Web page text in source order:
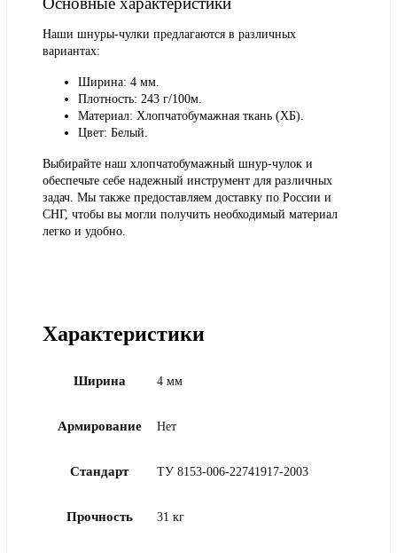
Наши шнуры-чулки предлагаются в различных
вариантах:
Ширина: 4 мм.
Плотность: 243 г/100м.
Материал: Хлопчатобумажная ткань (ХБ).
Цвет: Белый.
Выбирайте наш хлопчатобумажный шнур-чулок и
обеспечьте себе надежный инструмент для различных
задач. Мы также предоставляем доставку по России и
СНГ, чтобы вы могли получить необходимый материал
легко и удобно.
Характеристики
Ширина 4 мм
Армирование Нет
Стандарт ТУ 8153-006-22741917-2003
Прочность 31 кг